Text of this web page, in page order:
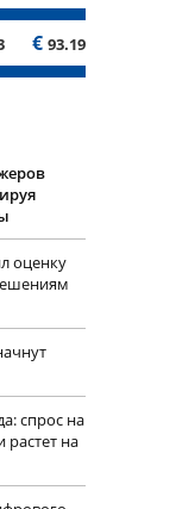
€ 93.19
оценку
спрос на
на